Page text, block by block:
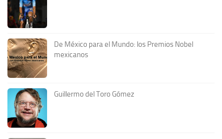
De México para el Mundo: los Premios Nobel
mexicanos
Guillermo del Toro Gómez